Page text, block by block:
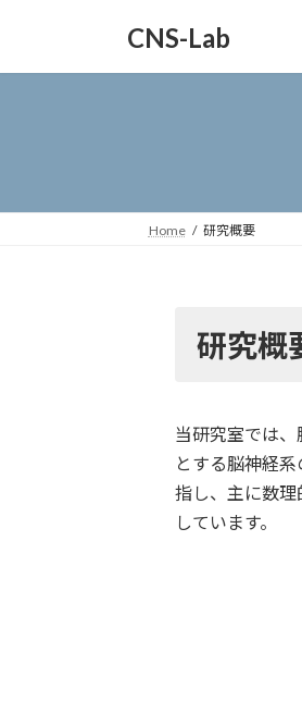
CNS-Lab
Home 研究概要
研究概
当研究室では
とする脳神経
指し、主に数
しています。